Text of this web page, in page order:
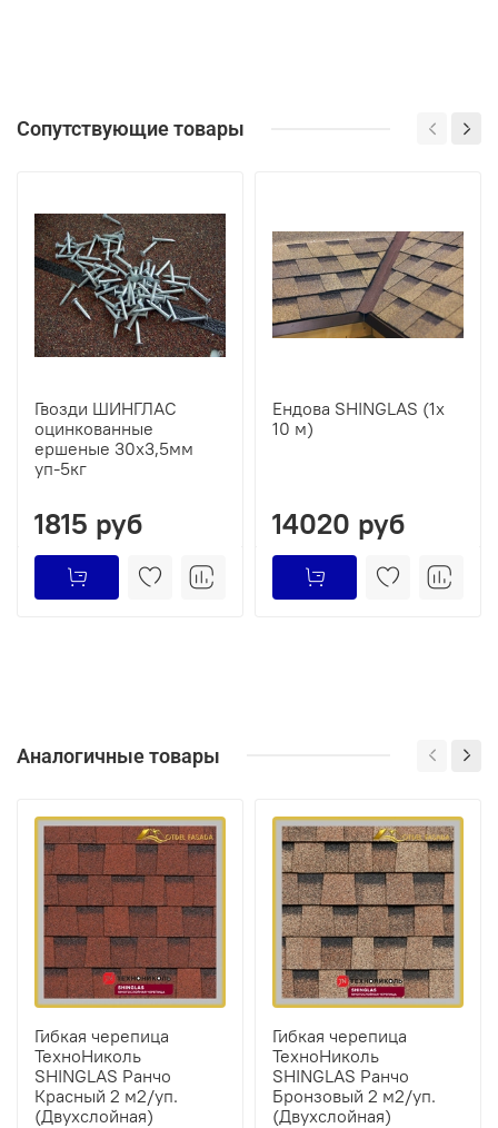
Сопутствующие товары
Гвозди ШИНГЛАС
оцинкованные
ершеные 30х3,5мм
уп-5кг
1815 руб
Ендова SHINGLAS (1х
10 м)
14020 руб
Аналогичные товары
Гибкая черепица
ТехноНиколь
SHINGLAS Ранчо
Красный 2 м2/уп.
(Двухслойная)
Гибкая черепица
ТехноНиколь
SHINGLAS Ранчо
Бронзовый 2 м2/уп.
(Двухслойная)